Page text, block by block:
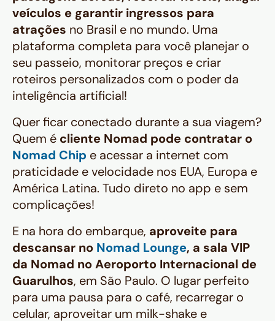
veículos e garantir ingressos para
atrações no Brasil e no mundo. Uma
plataforma completa para você planejar o
seu passeio, monitorar preços e criar
roteiros personalizados com o poder da
inteligência artificial!
Quer ficar conectado durante a sua viagem?
Quem é cliente Nomad pode contratar o
Nomad Chip e acessar a internet com
praticidade e velocidade nos EUA, Europa e
América Latina. Tudo direto no app e sem
complicações!
E na hora do embarque, aproveite para
descansar no Nomad Lounge, a sala VIP
da Nomad no Aeroporto Internacional de
Guarulhos, em São Paulo. O lugar perfeito
para uma pausa para o café, recarregar o
celular, aproveitar um milk-shake e